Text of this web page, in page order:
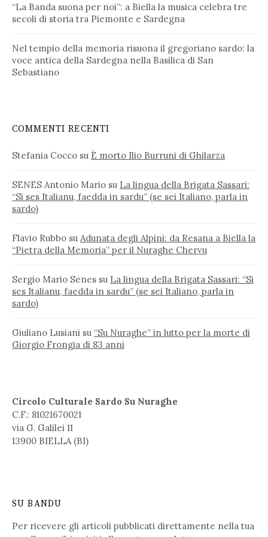
“La Banda suona per noi”: a Biella la musica celebra tre
secoli di storia tra Piemonte e Sardegna
Nel tempio della memoria risuona il gregoriano sardo: la
voce antica della Sardegna nella Basilica di San
Sebastiano
COMMENTI RECENTI
Stefania Cocco su È morto Ilio Burruni di Ghilarza
SENES Antonio Mario su La lingua della Brigata Sassari:
“Si ses Italianu, faedda in sardu” (se sei Italiano, parla in
sardo)
Flavio Rubbo su Adunata degli Alpini: da Resana a Biella la
“Pietra della Memoria” per il Nuraghe Chervu
Sergio Mario Senes su La lingua della Brigata Sassari: “Si
ses Italianu, faedda in sardu” (se sei Italiano, parla in
sardo)
Giuliano Lusiani su “Su Nuraghe” in lutto per la morte di
Giorgio Frongia di 83 anni
Circolo Culturale Sardo Su Nuraghe
C.F.: 81021670021
via G. Galilei 11
13900 BIELLA (BI)
SU BANDU
Per ricevere gli articoli pubblicati direttamente nella tua